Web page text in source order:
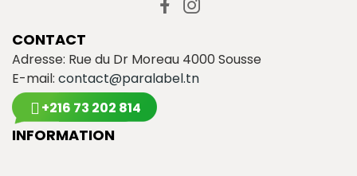
CONTACT
Adresse: Rue du Dr Moreau 4000 Sousse
E-mail: contact@paralabel.tn
+216 73 202 814
INFORMATION